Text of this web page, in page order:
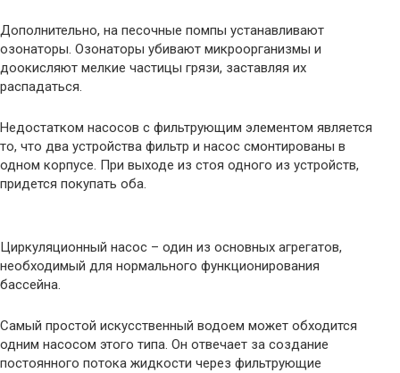
Дополнительно, на песочные помпы устанавливают
озонаторы. Озонаторы убивают микроорганизмы и
доокисляют мелкие частицы грязи, заставляя их
распадаться.
Недостатком насосов с фильтрующим элементом является
то, что два устройства фильтр и насос смонтированы в
одном корпусе. При выходе из стоя одного из устройств,
придется покупать оба.
Циркуляционный насос – один из основных агрегатов,
необходимый для нормального функционирования
бассейна.
Самый простой искусственный водоем может обходится
одним насосом этого типа. Он отвечает за создание
постоянного потока жидкости через фильтрующие